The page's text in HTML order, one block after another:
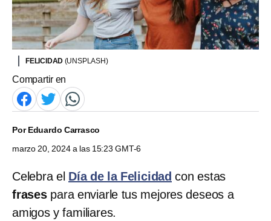
FELICIDAD (UNSPLASH)
Compartir en
PorEduardo Carrasco
marzo 20, 2024 a las 15:23 GMT-6
Celebra el Día de la Felicidad con estas
frasespara enviarle tus mejores deseos a
amigos y familiares.